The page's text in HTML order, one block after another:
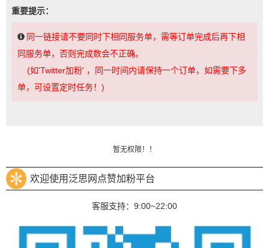
重要提示：
同一链接请不要同时下相同服务单，需等订单完成后再下相
同服务单，否则完成数会不正确。
(如'Twitter加粉' ，同一时间内请保持一个订单，如需要下多
单，可设置定时任务！)
暂无权限！！
欢迎使用泛思网点赞加粉平台
客服支持：9:00~22:00